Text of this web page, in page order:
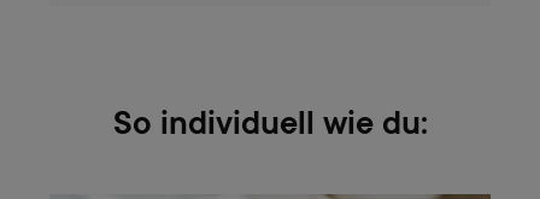
So individuell wie du: